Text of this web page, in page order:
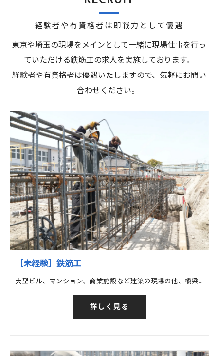
経験者や有資格者は即戦力として優遇
東京や埼玉の現場をメインとして一緒に現場仕事を行っ
ていただける鉄筋工の求人を実施しております。
経験者や有資格者は優遇いたしますので、気軽にお問い
合わせください。
［未経験］鉄筋工
大型ビル、マンション、商業施設など建築の現場の他、橋梁など土木の現場での鉄筋工事
詳しく見る